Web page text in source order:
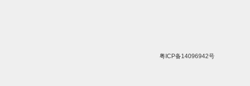
粤ICP备14096942号